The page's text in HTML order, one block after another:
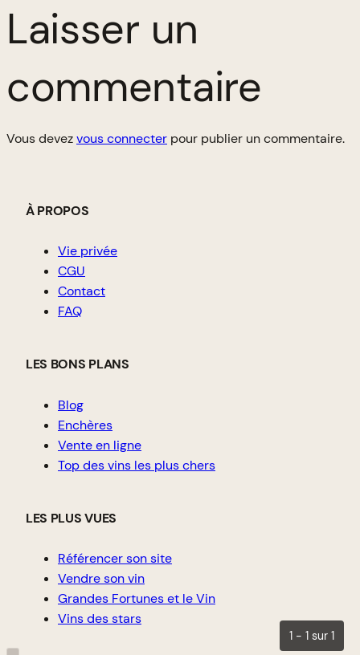
Laisser un
commentaire
Vous devezvous connecter pour publier un commentaire.
À PROPOS
Vie privée
CGU
Contact
FAQ
LES BONS PLANS
Blog
Enchères
Vente en ligne
Top des vins les plus chers
LES PLUS VUES
Référencer son site
Vendre son vin
Grandes Fortunes et le Vin
Vins des stars
1 - 1 sur 1